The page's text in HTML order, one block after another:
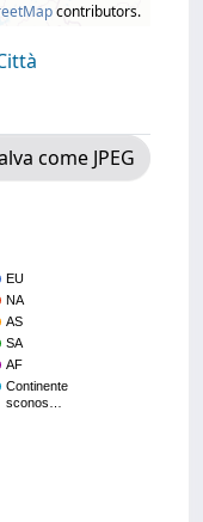
contributors.
come JPEG
EU
NA
AS
SA
AF
Continente
sconos…